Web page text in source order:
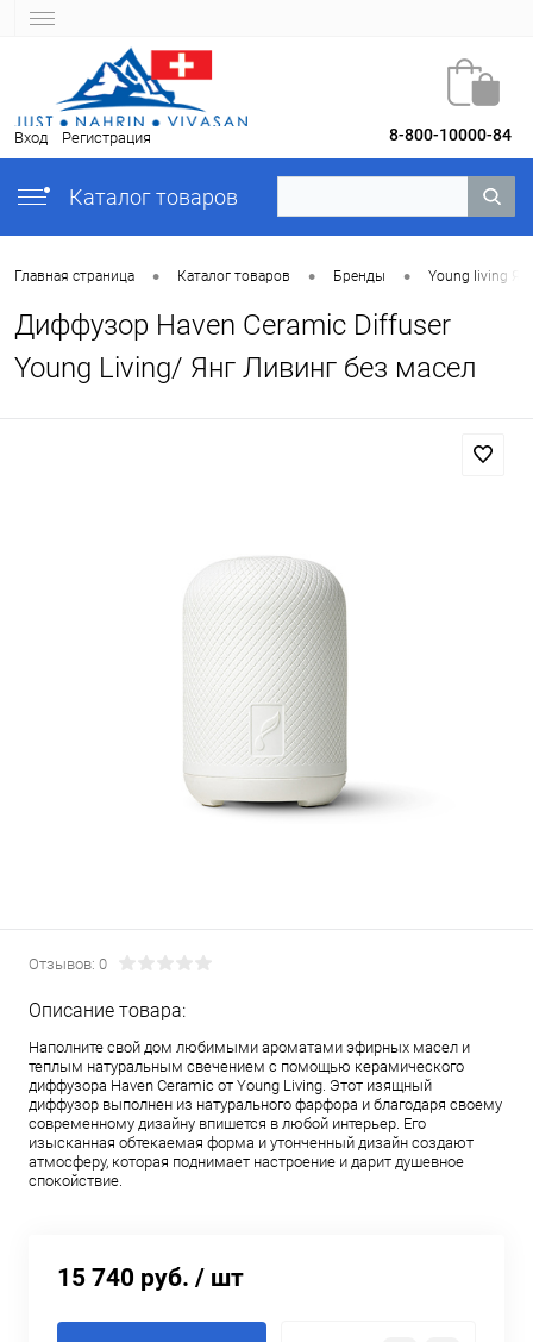
Вход Регистрация 8-800-10000-84
Каталог товаров
Главная страница • Каталог товаров • Бренды • Young Iiving
Диффузор Haven Ceramic Diffuser
Young Living/ Янг Ливинг без масел
Отзывов: 0
Описание товара:
Наполните свой дом любимыми ароматами эфирных масел и
теплым натуральным свечением с помощью керамического
диффузора Haven Ceramic от Young Living. Этот изящный
диффузор выполнен из натурального фарфора и благодаря своему
современному дизайну впишется в любой интерьер. Его
изысканная обтекаемая форма и утонченный дизайн создают
атмосферу, которая поднимает настроение и дарит душевное
спокойствие.
15 740 руб. / шт